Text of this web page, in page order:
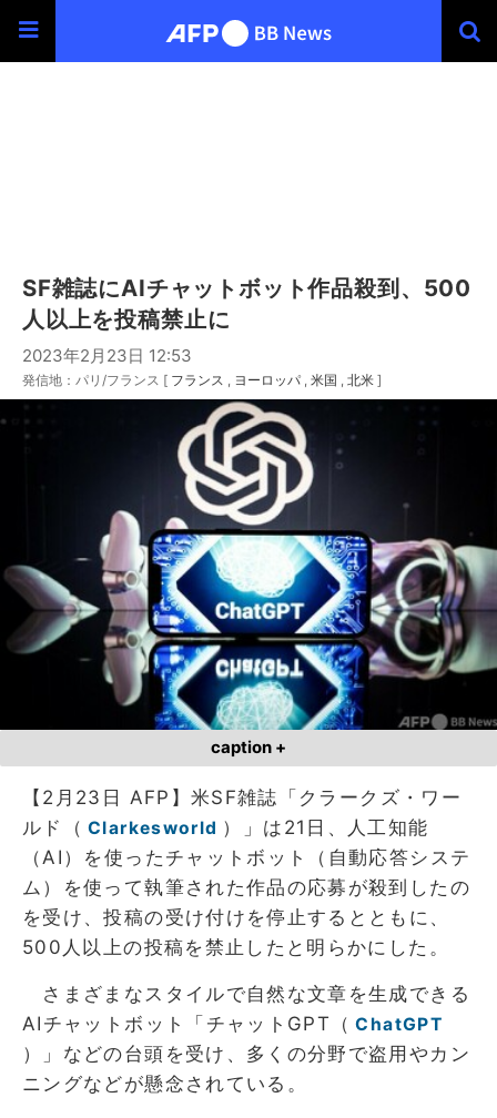
SF雑誌にAIチャットボット作品殺到、500
人以上を投稿禁止に
2023年2月23日 12:53
発信地：パリ/フランス [ フランス ヨーロッパ 米国 北米 ]
caption +
【2月23日 AFP】米SF雑誌「クラークズ・ワー
ルド（ Clarkesworld ）」は21日、人工知能
（AI）を使ったチャットボット（自動応答システ
ム）を使って執筆された作品の応募が殺到したの
を受け、投稿の受け付けを停止するとともに、
500人以上の投稿を禁止したと明らかにした。
さまざまなスタイルで自然な文章を生成できる
AIチャットボット「チャットGPT（ ChatGPT
）」などの台頭を受け、多くの分野で盗用やカン
ニングなどが懸念されている。